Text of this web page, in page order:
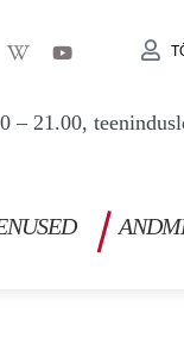
W
i
e
w
Y
o
u
b
– 21.00,